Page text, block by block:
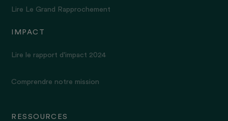
Lire Le Grand Rapprochement
IMPACT
Lire le rapport d'impact 2024
Comprendre notre mission
RESSOURCES